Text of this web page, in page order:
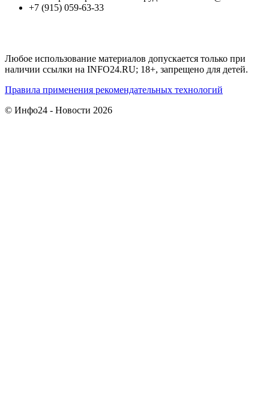
+7 (915) 059-63-33
Любое использование материалов допускается только при
наличии ссылки на INFO24.RU; 18+, запрещено для детей.
Правила применения рекомендательных технологий
© Инфо24 - Новости 2026